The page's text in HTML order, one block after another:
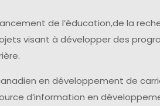
de l’éducation,de la
visant à développer des
en développement de
d’information en